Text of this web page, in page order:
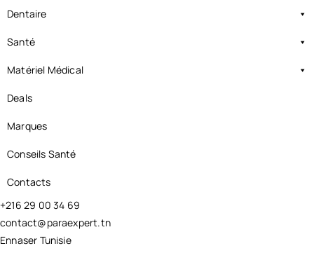
Dentaire
Santé
Matériel Médical
Deals
Marques
Conseils Santé
Contacts
+216 29 00 34 69
contact@paraexpert.tn
Ennaser Tunisie